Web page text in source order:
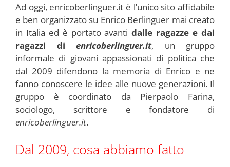
Ad oggi, enricoberlinguer.it è l’unico sito affidabile
e ben organizzato su Enrico Berlinguer mai creato
in Italia ed è portato avantidalle ragazze e dai
ragazzi di enricoberlinguer.it, un gruppo
informale di giovani appassionati di politica che
dal 2009 difendono la memoria di Enrico e ne
fanno conoscere le idee alle nuove generazioni. Il
gruppo è coordinato da Pierpaolo Farina,
sociologo, scrittore e fondatore di
enricoberlinguer.it.
Dal 2009, cosa abbiamo fatto